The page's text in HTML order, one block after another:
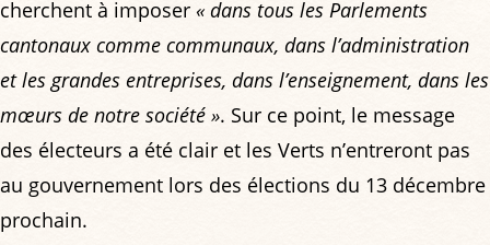
cherchent à imposer « dans tous les Parlements
cantonaux comme communaux, dans l’administration
et les grandes entreprises, dans l’enseignement, dans les
mœurs de notre société ». Sur ce point, le message
des électeurs a été clair et les Verts n’entreront pas
au gouvernement lors des élections du 13 décembre
prochain.